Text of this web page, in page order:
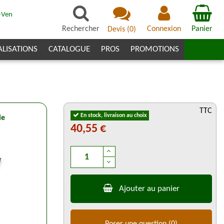
Rechercher Devis (0) Connexion Panier
CATALOGUE PROS PROMOTIONS
En stock, livraison au choix
40,55 €
TTC
Ajouter au panier